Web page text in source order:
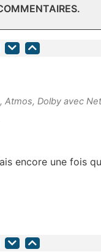
Atmos, Dolby avec
encore une fois